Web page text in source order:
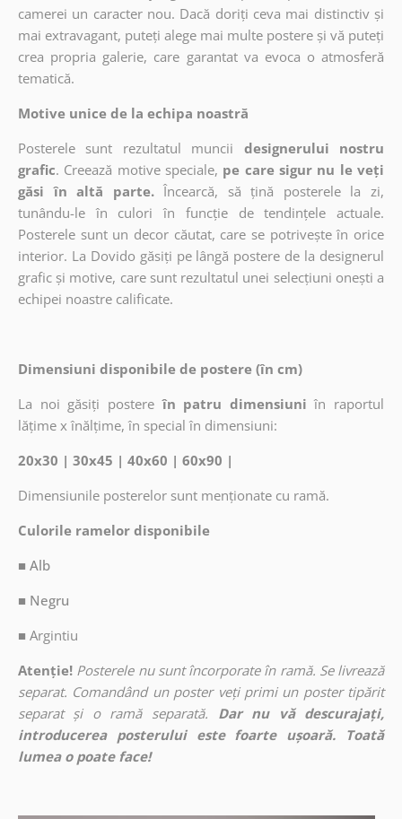
camerei un caracter nou. Dacă doriți ceva mai distinctiv și
mai extravagant, puteți alege mai multe postere și vă puteți
crea propria galerie, care garantat va evoca o atmosferă
tematică.
Motive unice de la echipa noastră
Posterele sunt rezultatul muncii
designerului nostru
grafic. Creează motive speciale, pe care sigur nu le veți
găsi în altă parte. Încearcă, să țină posterele la zi,
tunându-le în culori în funcție de tendințele actuale.
Posterele sunt un decor căutat, care se potrivește în orice
interior. La Dovido găsiți pe lângă postere de la designerul
grafic și motive, care sunt rezultatul unei selecțiuni onești a
echipei noastre calificate.
Dimensiuni disponibile de postere (în cm)
La noi găsiți postere în patru dimensiuni în raportul
lățime x înălțime, în special în dimensiuni:
20x30 | 30x45 | 40x60 | 60x90 |
Dimensiunile posterelor sunt menționate cu ramă.
Culorile ramelor disponibile
■ Alb
■ Negru
■ Argintiu
Atenție! Posterele nu sunt încorporate în ramă. Se livrează
separat. Comandând un poster veți primi un poster tipărit
separat și o ramă separată.
Dar nu vă descurajați,
introducerea posterului este foarte ușoară. Toată
lumea o poate face!